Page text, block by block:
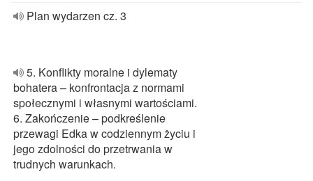
Plan wydarzen cz. 3
5. Konflikty moralne i dylematy
bohatera – konfrontacja z normami
społecznymi i własnymi wartościami.
6. Zakończenie – podkreślenie
przewagi Edka w codziennym życiu i
jego zdolności do przetrwania w
trudnych warunkach.